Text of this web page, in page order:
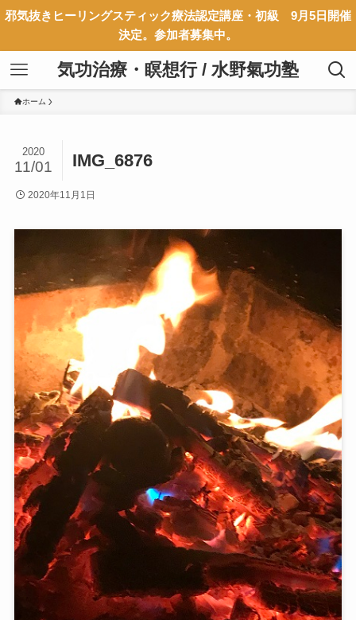
邪気抜きヒーリングスティック療法認定講座・初級 9月5日開催
決定。参加者募集中。
気功治療・瞑想行 / 水野氣功塾
ホーム
IMG_6876
2020
11/01
2020年11月1日